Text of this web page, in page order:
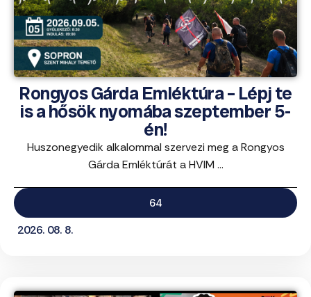
Rongyos Gárda Emléktúra – Lépj te
is a hősök nyomába szeptember 5-
én!
Huszonegyedik alkalommal szervezi meg a Rongyos
Gárda Emléktúrát a HVIM ...
64
2026. 08. 8.